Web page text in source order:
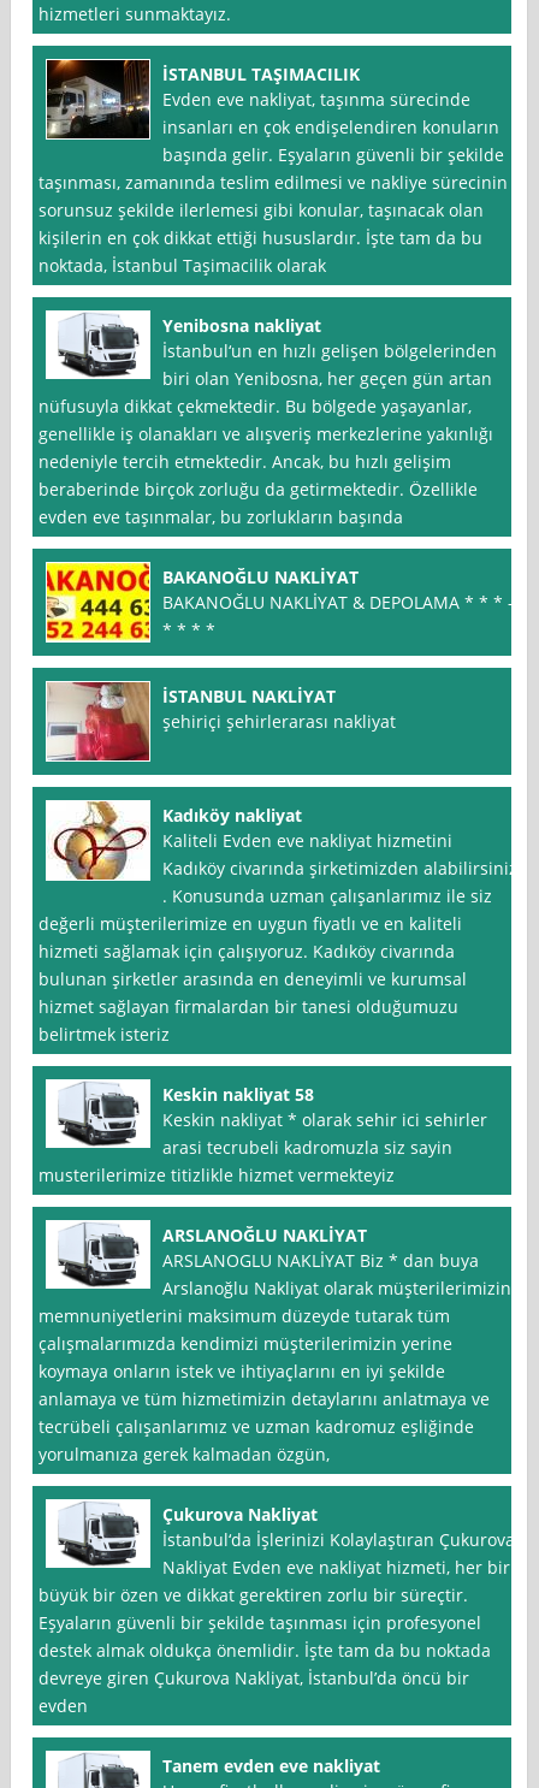
hizmetleri sunmaktayız.
İSTANBUL TAŞIMACILIK
Evden eve nakliyat, taşınma sürecinde
insanları en çok endişelendiren konuların
başında gelir. Eşyaların güvenli bir şekilde
taşınması, zamanında teslim edilmesi ve nakliye sürecinin
sorunsuz şekilde ilerlemesi gibi konular, taşınacak olan
kişilerin en çok dikkat ettiği hususlardır. İşte tam da bu
noktada, İstanbul Taşimacilik olarak
Yenibosna nakliyat
İstanbul‘un en hızlı gelişen bölgelerinden
biri olan Yenibosna, her geçen gün artan
nüfusuyla dikkat çekmektedir. Bu bölgede yaşayanlar,
genellikle iş olanakları ve alışveriş merkezlerine yakınlığı
nedeniyle tercih etmektedir. Ancak, bu hızlı gelişim
beraberinde birçok zorluğu da getirmektedir. Özellikle
evden eve taşınmalar, bu zorlukların başında
BAKANOĞLU NAKLİYAT
BAKANOĞLU NAKLİYAT & DEPOLAMA * * * –
* * * *
İSTANBUL NAKLİYAT
şehiriçi şehirlerarası nakliyat
Kadıköy nakliyat
Kaliteli Evden eve nakliyat hizmetini
Kadıköy civarında şirketimizden alabilirsiniz
. Konusunda uzman çalışanlarımız ile siz
değerli müşterilerimize en uygun fiyatlı ve en kaliteli
hizmeti sağlamak için çalışıyoruz. Kadıköy civarında
bulunan şirketler arasında en deneyimli ve kurumsal
hizmet sağlayan firmalardan bir tanesi olduğumuzu
belirtmek isteriz
Keskin nakliyat 58
Keskin nakliyat * olarak sehir ici sehirler
arasi tecrubeli kadromuzla siz sayin
musterilerimize titizlikle hizmet vermekteyiz
ARSLANOĞLU NAKLİYAT
ARSLANOGLU NAKLİYAT Biz * dan buya
Arslanoğlu Nakliyat olarak müşterilerimizin
memnuniyetlerini maksimum düzeyde tutarak tüm
çalışmalarımızda kendimizi müşterilerimizin yerine
koymaya onların istek ve ihtiyaçlarını en iyi şekilde
anlamaya ve tüm hizmetimizin detaylarını anlatmaya ve
tecrübeli çalışanlarımız ve uzman kadromuz eşliğinde
yorulmanıza gerek kalmadan özgün,
Çukurova Nakliyat
İstanbul‘da İşlerinizi Kolaylaştıran Çukurova
Nakliyat Evden eve nakliyat hizmeti, her biri
büyük bir özen ve dikkat gerektiren zorlu bir süreçtir.
Eşyaların güvenli bir şekilde taşınması için profesyonel
destek almak oldukça önemlidir. İşte tam da bu noktada
devreye giren Çukurova Nakliyat, İstanbul’da öncü bir
evden
Tanem evden eve nakliyat